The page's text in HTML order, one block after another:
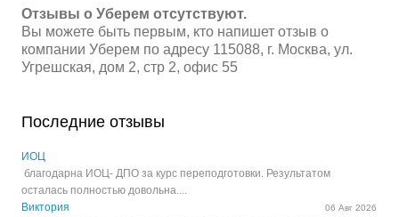
Отзывы о Уберем отсутствуют.
Вы можете быть первым, кто напишет отзыв о
компании Уберем по адресу 115088, г. Москва, ул.
Угрешская, дом 2, стр 2, офис 55
Последние отзывы
ИОЦ
благодарна ИОЦ- ДПО за курс переподготовки. Результатом
осталась полностью довольна....
Виктория
06 Авг 2026